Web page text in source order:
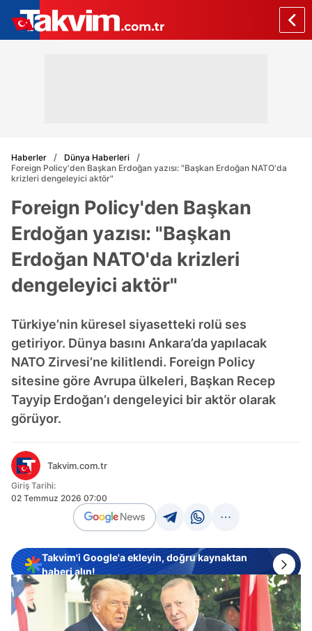
Haberler
Dünya Haberleri
Foreign Policy'den Başkan Erdoğan yazısı: "Başkan Erdoğan NATO'da
krizleri dengeleyici aktör"
Foreign Policy'den Başkan
Erdoğan yazısı: "Başkan
Erdoğan NATO'da krizleri
dengeleyici aktör"
Türkiye’nin küresel siyasetteki rolü ses
getiriyor. Dünya basını Ankara’da yapılacak
NATO Zirvesi’ne kilitlendi. Foreign Policy
sitesine göre Avrupa ülkeleri, Başkan Recep
Tayyip Erdoğan’ı dengeleyici bir aktör olarak
görüyor.
Takvim.com.tr
Giriş Tarihi:
02 Temmuz 2026 07:00
Takvim'i Google'a ekleyin, doğru kaynaktan
haberi alın!